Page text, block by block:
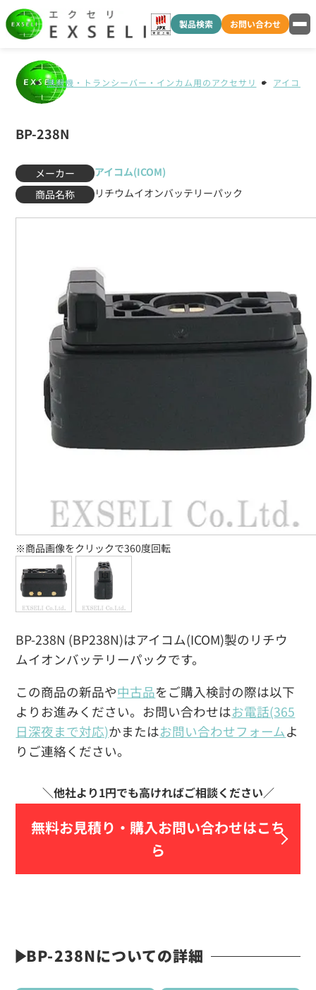
製品検索 お問い合わせ
無線機・トランシーバー・インカム用のアクセサリ アイコム
BP-238N
メーカー
アイコム(ICOM)
商品名称
リチウムイオンバッテリーパック
BP-238N (BP238N)はアイコム(ICOM)製のリチウ
ムイオンバッテリーパックです。
この商品の新品や中古品をご購入検討の際は以下
よりお進みください。お問い合わせはお電話(365
日深夜まで対応)かまたはお問い合わせフォームよ
りご連絡ください。
無料お見積り・ 購入お問い合わせはこち
ら
※商品画像をクリックで360度回転
BP-238Nについての詳細